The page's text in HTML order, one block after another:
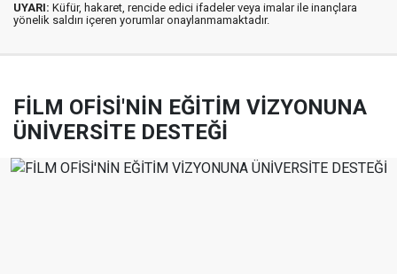
UYARI: Küfür, hakaret, rencide edici ifadeler veya imalar ile inançlara
yönelik saldırı içeren yorumlar onaylanmamaktadır.
FİLM OFİSİ'NİN EĞİTİM VİZYONUNA
ÜNİVERSİTE DESTEĞİ